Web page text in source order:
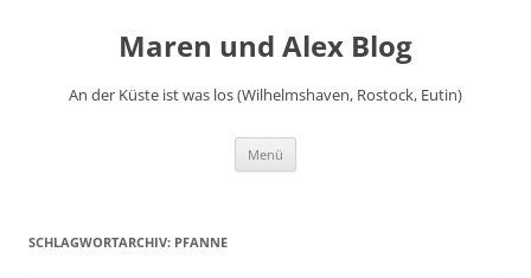
Maren und Alex Blog
An der Küste ist was los (Wilhelmshaven, Rostock, Eutin)
Menü
SCHLAGWORTARCHIV: PFANNE